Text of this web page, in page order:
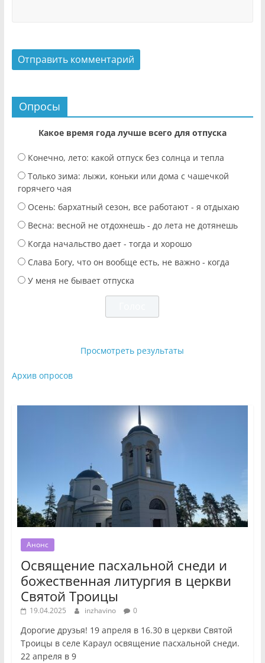
Опросы
Какое время года лучше всего для отпуска
Конечно, лето: какой отпуск без солнца и тепла
Только зима: лыжи, коньки или дома с чашечкой
горячего чая
Осень: бархатный сезон, все работают - я отдыхаю
Весна: весной не отдохнешь - до лета не дотянешь
Когда начальство дает - тогда и хорошо
Слава Богу, что он вообще есть, не важно - когда
У меня не бывает отпуска
Просмотреть результаты
Архив опросов
Анонс
Освящение пасхальной снеди и
божественная литургия в церкви
Святой Троицы
19.04.2025 inzhavino 0
Дорогие друзья! 19 апреля в 16.30 в церкви Святой
Троицы в селе Караул освящение пасхальной снеди.
22 апреля в 9